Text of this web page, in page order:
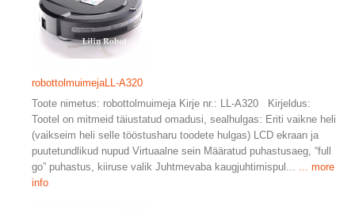
robottolmuimejaLL-A320
Toote nimetus: robottolmuimeja Kirje nr.: LL-A320 Kirjeldus:
Tootel on mitmeid täiustatud omadusi, sealhulgas: Eriti vaikne heli
(vaikseim heli selle tööstusharu toodete hulgas) LCD ekraan ja
puutetundlikud nupud Virtuaalne sein Määratud puhastusaeg, “full
go” puhastus, kiiruse valik Juhtmevaba kaugjuhtimispul... ... more
info